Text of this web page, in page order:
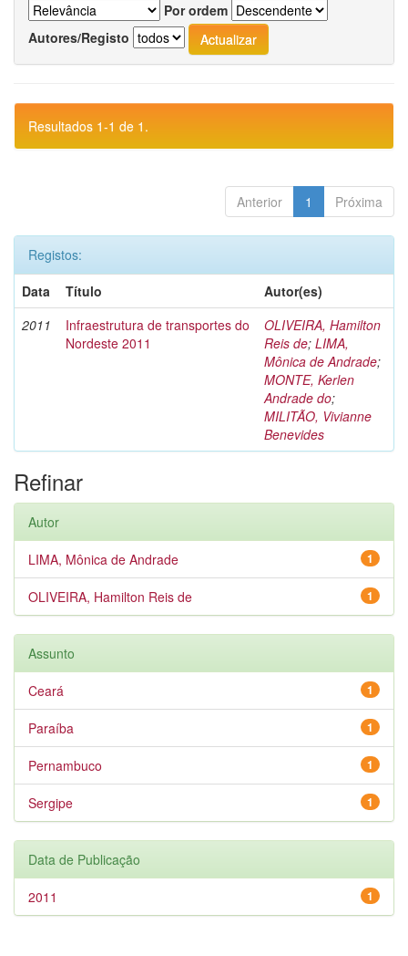
Por ordem
Autores/Registo
Resultados 1-1 de 1.
Anterior 1 Próxima
Registos:
Data
Título
Autor(es)
2011
Infraestrutura de transportes do
Nordeste 2011
OLIVEIRA, Hamilton
Reis de; LIMA,
Mônica de Andrade;
MONTE, Kerlen
Andrade do;
MILITÃO, Vivianne
Benevides
Refinar
Autor
1
LIMA, Mônica de Andrade
1
OLIVEIRA, Hamilton Reis de
Assunto
1
Ceará
1
Paraíba
1
Pernambuco
1
Sergipe
Data de Publicação
1
2011